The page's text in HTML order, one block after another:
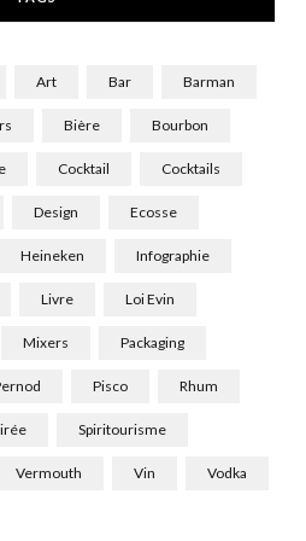
Art Bar Barman
Bière Bourbon
Cocktail Cocktails
Design Ecosse
Heineken Infographie
Livre Loi Evin
Mixers Packaging
Pisco Rhum
Spiritourisme
Vermouth Vin Vodka